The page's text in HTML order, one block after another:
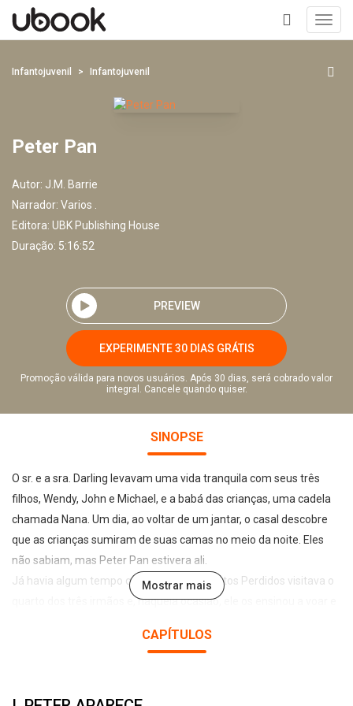
+
Infantojuvenil Infantojuvenil
Peter Pan
Autor: J.M. Barrie
Narrador: Varios .
Editora: UBK Publishing House
Duração: 5:16:52
PREVIEW
EXPERIMENTE 30 DIAS GRÁTIS
Promoção válida para novos usuários. Após 30 dias, será cobrado valor
integral. Cancele quando quiser.
SINOPSE
O sr. e a sra. Darling levavam uma vida tranquila com seus três
filhos, Wendy, John e Michael, e a babá das crianças, uma cadela
chamada Nana. Um dia, ao voltar de um jantar, o casal descobre
que as crianças sumiram de suas camas no meio da noite. Eles
não sabiam, mas Peter Pan estivera ali.
Já havia algum tempo que o líder dos Garotos Perdidos visitava o
quarto dos três irmãos e, naquela ocasião, ele os ensinou a voar e
as promessas de aventuras envolvendo sereias, fadas e piratas,
Mostrar mais
CAPÍTULOS